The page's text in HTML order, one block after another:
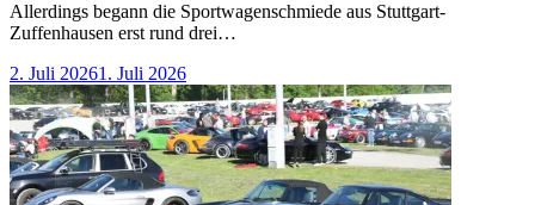
Allerdings begann die Sportwagenschmiede aus Stuttgart-
Zuffenhausen erst rund drei…
2. Juli 20261. Juli 2026